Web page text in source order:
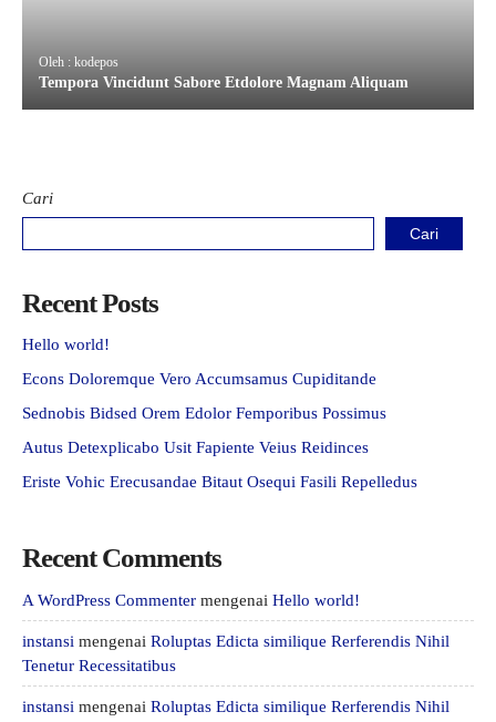
Oleh : kodepos
Tempora Vincidunt Sabore Etdolore Magnam Aliquam
Cari
Cari
Recent Posts
Hello world!
Econs Doloremque Vero Accumsamus Cupiditande
Sednobis Bidsed Orem Edolor Femporibus Possimus
Autus Detexplicabo Usit Fapiente Veius Reidinces
Eriste Vohic Erecusandae Bitaut Osequi Fasili Repelledus
Recent Comments
A WordPress Commenter mengenai Hello world!
instansi mengenai Roluptas Edicta similique Rerferendis Nihil
Tenetur Recessitatibus
instansi mengenai Roluptas Edicta similique Rerferendis Nihil